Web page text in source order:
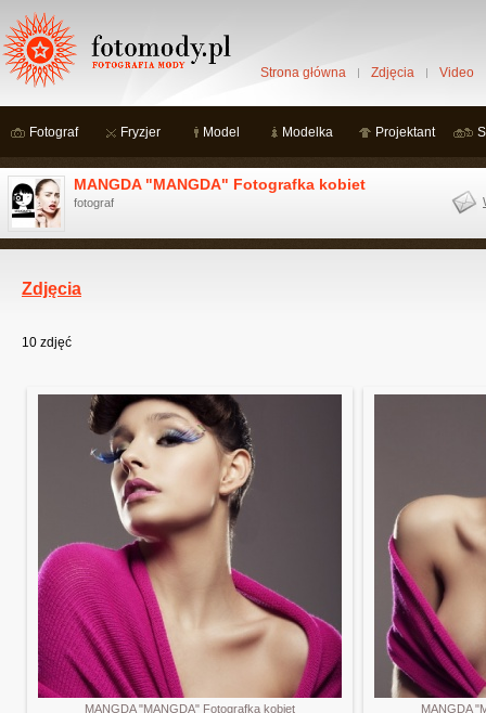
Strona główna Zdjęcia Video
Fotograf Fryzjer Model Modelka Projektant
MANGDA "MANGDA" Fotografka kobiet
fotograf
Zdjęcia
10 zdjęć
MANGDA "MANGDA" Fotografka kobiet
MANGDA